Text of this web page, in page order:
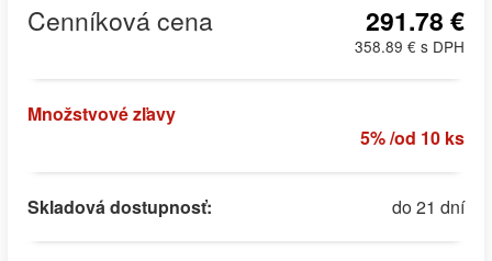
Cenníková cena 291.78 €
358.89 € s DPH
Množstvové zľavy
5% /od 10 ks
Skladová dostupnosť: do 21 dní